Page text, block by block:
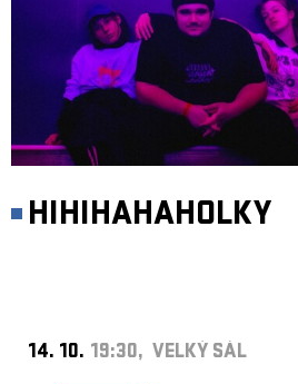
HIHIHAHAHOLKY
14. 10. 19:30, VELKÝ SÁL